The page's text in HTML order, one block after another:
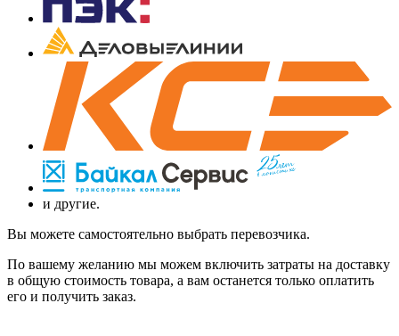
и другие.
Вы можете самостоятельно выбрать перевозчика.
По вашему желанию мы можем включить затраты на доставку
в общую стоимость товара, а вам останется только оплатить
его и получить заказ.